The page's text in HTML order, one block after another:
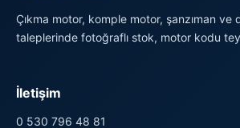
Çıkma motor, komple motor, şanzıman ve
taleplerinde fotoğraflı stok, motor kodu
İletişim
0 530 796 48 81